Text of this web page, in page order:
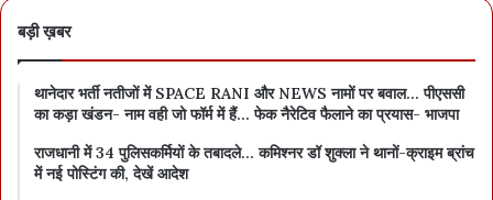
बड़ी ख़बर
थानेदार भर्ती नतीजों में SPACE RANI और NEWS नामों पर बवाल… पीएससी
का कड़ा खंडन- नाम वही जो फॉर्म में हैं… फेक नैरेटिव फैलाने का प्रयास- भाजपा
राजधानी में 34 पुलिसकर्मियों के तबादले… कमिश्नर डॉ शुक्ला ने थानों-क्राइम ब्रांच
में नई पोस्टिंग की, देखें आदेश